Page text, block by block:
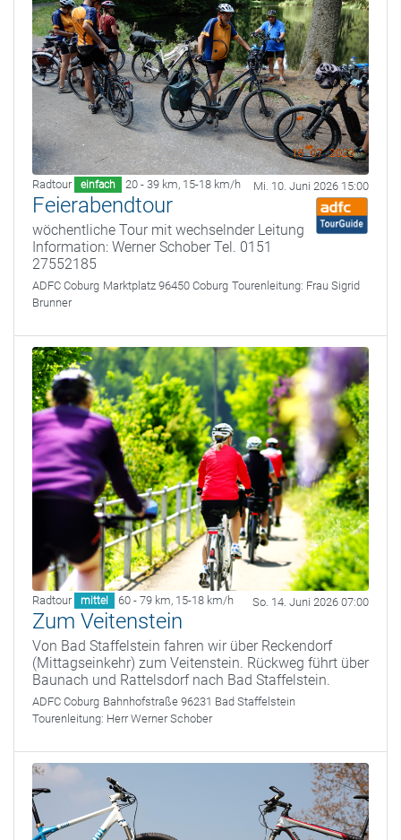
Radtour einfach 20 - 39 km, 15-18 km/h Mi. 10. Juni 2026 15:00
Feierabendtour
wöchentliche Tour mit wechselnder Leitung
Information: Werner Schober Tel. 0151
27552185
ADFC Coburg Marktplatz 96450 Coburg Tourenleitung: Frau Sigrid
Brunner
Radtour mittel 60 - 79 km, 15-18 km/h So. 14. Juni 2026 07:00
Zum Veitenstein
Von Bad Staffelstein fahren wir über Reckendorf
(Mittagseinkehr) zum Veitenstein. Rückweg führt über
Baunach und Rattelsdorf nach Bad Staffelstein.
ADFC Coburg Bahnhofstraße 96231 Bad Staffelstein
Tourenleitung: Herr Werner Schober